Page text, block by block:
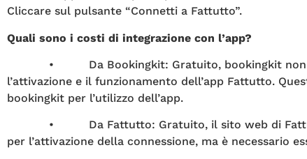
Cliccare sul pulsante “Connetti a Fattutto”.
Quali sono i costi di integrazione con l’app?
• Da Bookingkit: Gratuito, bookingkit non
l’attivazione e il funzionamento dell’app Fattutto.
bookingkit per l’utilizzo dell’app.
• Da Fattutto: Gratuito, il sito web di
per l’attivazione della connessione, ma è necessario